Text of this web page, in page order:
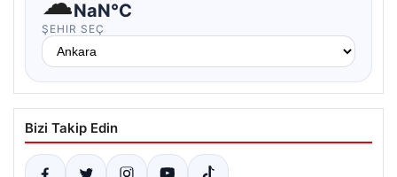
NaN°C
ŞEHIR SEÇ
Bizi Takip Edin